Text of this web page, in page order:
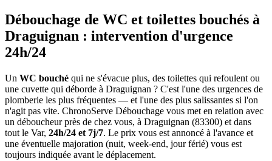
Débouchage de WC et toilettes bouchés à
Draguignan : intervention d'urgence
24h/24
Un WC bouché qui ne s'évacue plus, des toilettes qui refoulent ou
une cuvette qui déborde à Draguignan ? C'est l'une des urgences de
plomberie les plus fréquentes — et l'une des plus salissantes si l'on
n'agit pas vite. ChronoServe Débouchage vous met en relation avec
un déboucheur près de chez vous, à Draguignan (83300) et dans
tout le Var, 24h/24 et 7j/7. Le prix vous est annoncé à l'avance et
une éventuelle majoration (nuit, week-end, jour férié) vous est
toujours indiquée avant le déplacement.